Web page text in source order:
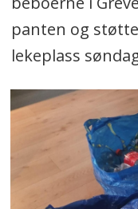
panten og
lekeplass